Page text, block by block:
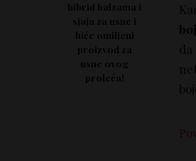
hibrid balzama i
sjaja za usne i
biće omiljeni
proizvod za
usne ovog
proleća!